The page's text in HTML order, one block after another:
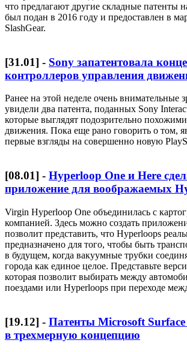
что предлагают другие складные патенты
был подан в 2016 году и предоставлен в
SlashGear.
[31.01] - Sony запатентовала
контроллеров управления
Ранее на этой неделе очень внимательные
увидели два патента, поданных Sony
которые выглядят подозрительно
движения. Пока еще рано говорить о том,
первые взгляды на совершенно новую
[08.01] - Hyperloop One и Here
приложение для воображаемых
Virgin Hyperloop One объединилась с
компанией. Здесь можно создать
позволит представить, что Hyperloops
предназначено для того, чтобы быть
в будущем, когда вакуумные трубки
города как единое целое. Представьте
которая позволит выбирать между
поездами или Hyperloops при переходе
[19.12] - Патенты Microsoft Surface
в трехмерную концепцию